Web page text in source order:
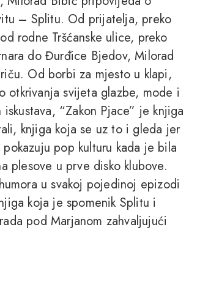
– Splitu. Od prijatelja, preko
rodne Tršćanske ulice, preko
do Đurđice Bjedov, Milorad
Od borbi za mjesto u klapi,
otkrivanja svijeta glazbe, mode i
“Zakon Pjace” je knjiga
knjiga koja se uz to i gleda jer
pop kulturu kada je bila
plesove u prve disko klubove.
u svakoj pojedinoj epizodi
koja je spomenik Splitu i
pod Marjanom zahvaljujući